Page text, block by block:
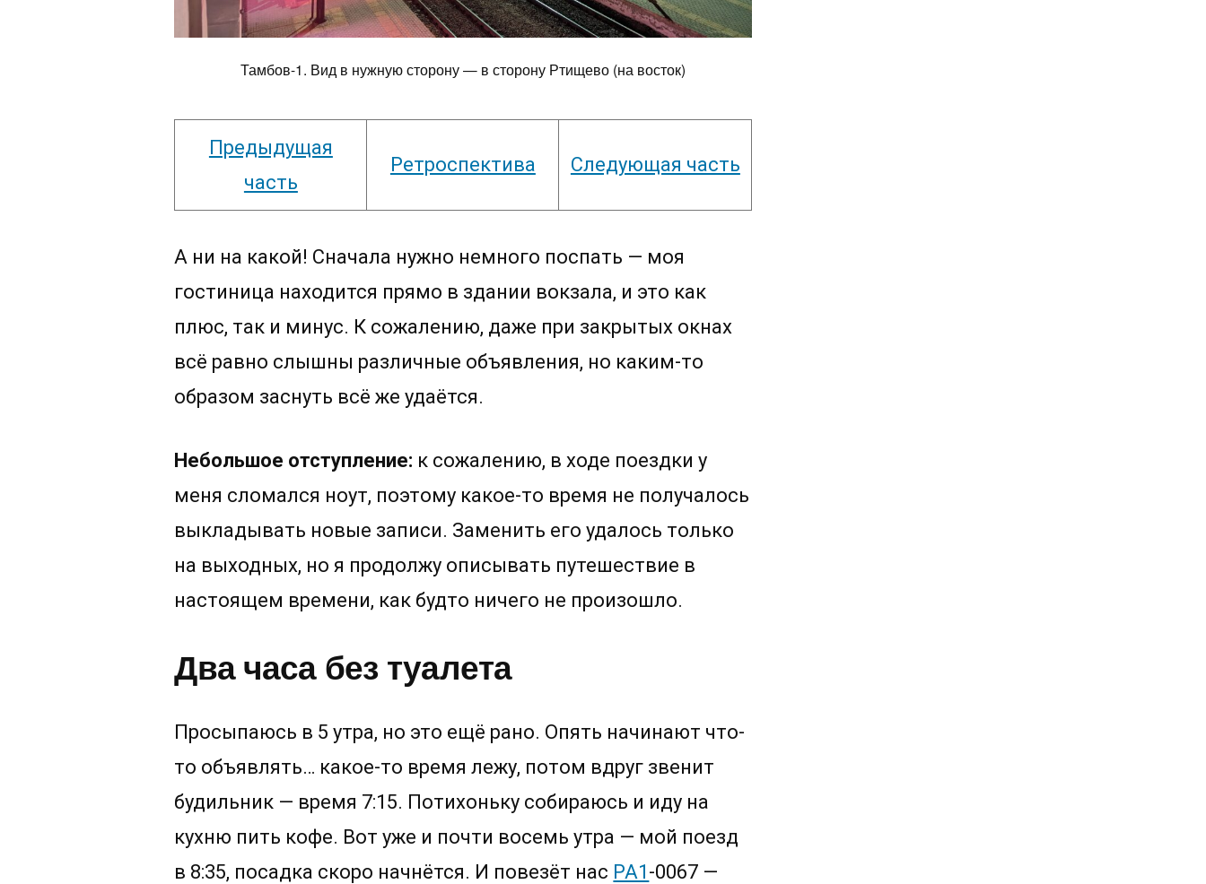
Тамбов-1. Вид в нужную сторону — в сторону Ртищево (на восток)
Предыдущая
часть
Ретроспектива Следующая часть
А ни на какой! Сначала нужно немного поспать — моя
гостиница находится прямо в здании вокзала, и это как
плюс, так и минус. К сожалению, даже при закрытых окнах
всё равно слышны различные объявления, но каким-то
образом заснуть всё же удаётся.
Небольшое отступление: к сожалению, в ходе поездки у
меня сломался ноут, поэтому какое-то время не получалось
выкладывать новые записи. Заменить его удалось только
на выходных, но я продолжу описывать путешествие в
настоящем времени, как будто ничего не произошло.
Два часа без туалета
Просыпаюсь в 5 утра, но это ещё рано. Опять начинают что-
то объявлять… какое-то время лежу, потом вдруг звенит
будильник — время 7:15. Потихоньку собираюсь и иду на
кухню пить кофе. Вот уже и почти восемь утра — мой поезд
в 8:35, посадка скоро начнётся. И повезёт нас РА1 -0067 —